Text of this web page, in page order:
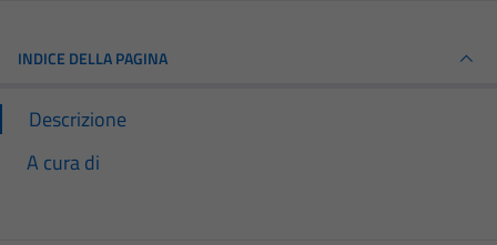
INDICE DELLA PAGINA
Descrizione
A cura di